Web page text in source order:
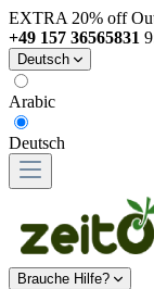
EXTRA 20% off
+49 157 36565831
Deutsch
Arabic
Deutsch
Brauche Hilfe?